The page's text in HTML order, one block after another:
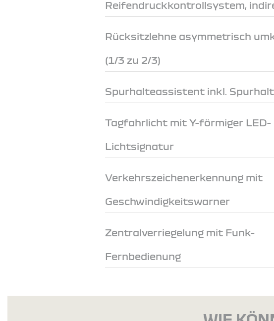
Reifendruckkontrollsystem,
Rücksitzlehne asymmetrisch
(1/3 zu 2/3)
Spurhalteassistent inkl.
Tagfahrlicht mit Y-förmiger LED-
Lichtsignatur
Verkehrszeichenerkennung mit
Geschwindigkeitswarner
Zentralverriegelung mit Funk-
Fernbedienung